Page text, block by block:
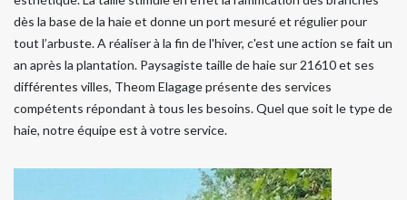
dès la base de la haie et donne un port mesuré et régulier pour
tout l’arbuste. A réaliser à la fin de l'hiver, c'est une action se fait un
an après la plantation. Paysagiste taille de haie sur 21610 et ses
différentes villes, Theom Elagage présente des services
compétents répondant à tous les besoins. Quel que soit le type de
haie, notre équipe est à votre service.